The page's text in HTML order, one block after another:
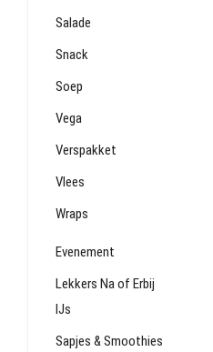
Salade
Snack
Soep
Vega
Verspakket
Vlees
Wraps
Evenement
Lekkers Na of Erbij
IJs
Sapjes & Smoothies